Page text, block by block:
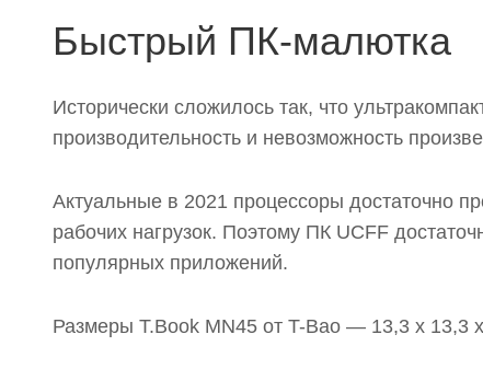
Быстрый ПК-малютка
Исторически сложилось так, что
производительность и невозможность
Актуальные в 2021 процессоры достаточно
рабочих нагрузок. Поэтому ПК UCFF
популярных приложений.
Размеры T.Book MN45 от T-Bao — 13,3 х 13,3